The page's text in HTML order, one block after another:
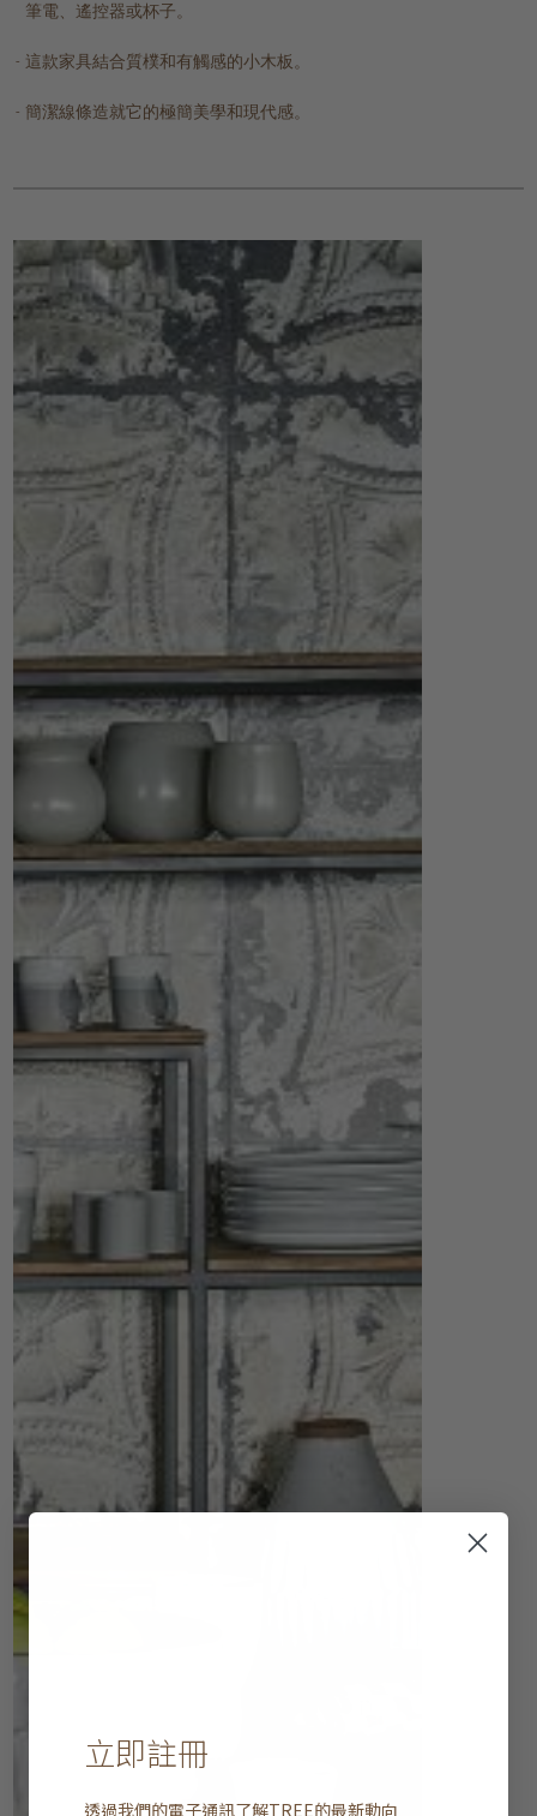
筆電、遙控器或杯子。
這款家具結合質樸和有觸感的小木板。
簡潔線條造就它的極簡美學和現代感。
立即註冊
透過我們的電子通訊了解TREE的最新動向